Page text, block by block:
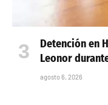
Detención en
Leonor
agosto 6, 2026